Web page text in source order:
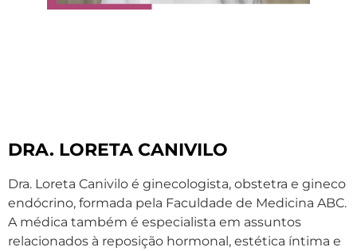
DRA. LORETA CANIVILO
Dra. Loreta Canivilo é ginecologista, obstetra e gineco
endócrino, formada pela Faculdade de Medicina ABC.
A médica também é especialista em assuntos
relacionados à reposição hormonal, estética íntima e